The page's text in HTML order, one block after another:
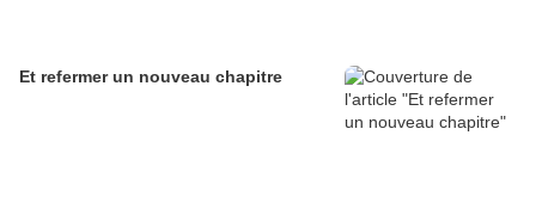
Et refermer un nouveau chapitre